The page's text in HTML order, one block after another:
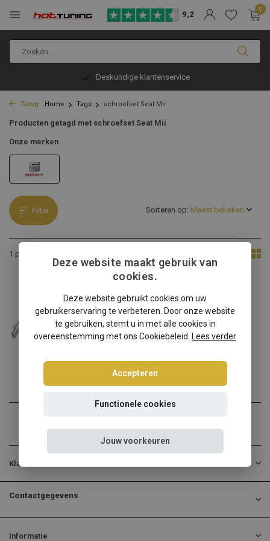
9,2
0
Deskundige klantenservice
Terug Home Tags schroefset Seat Mii
Producten getagd met schroefset Seat Mii
Onze merken
Filter
1 product
Sorteren op:
Seat Mii AA/AAN schroefset
Seat Mii AA/AAN verlagen?...
€314,95
Klantenservice
Contactgegevens
Informatie
Deze website maakt gebruik van
cookies.
Deze website gebruikt cookies om uw
gebruikerservaring te verbeteren. Door onze website
te gebruiken, stemt u in met alle cookies in
overeenstemming met ons Cookiebeleid.
Lees verder
Accepteren
Functionele cookies
Jouw voorkeuren